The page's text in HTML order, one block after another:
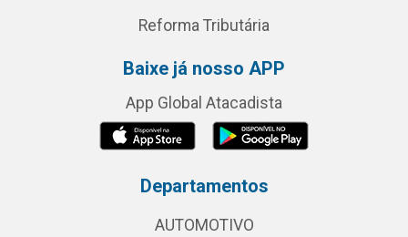
Reforma Tributária
Baixe já nosso APP
App Global Atacadista
Departamentos
AUTOMOTIVO